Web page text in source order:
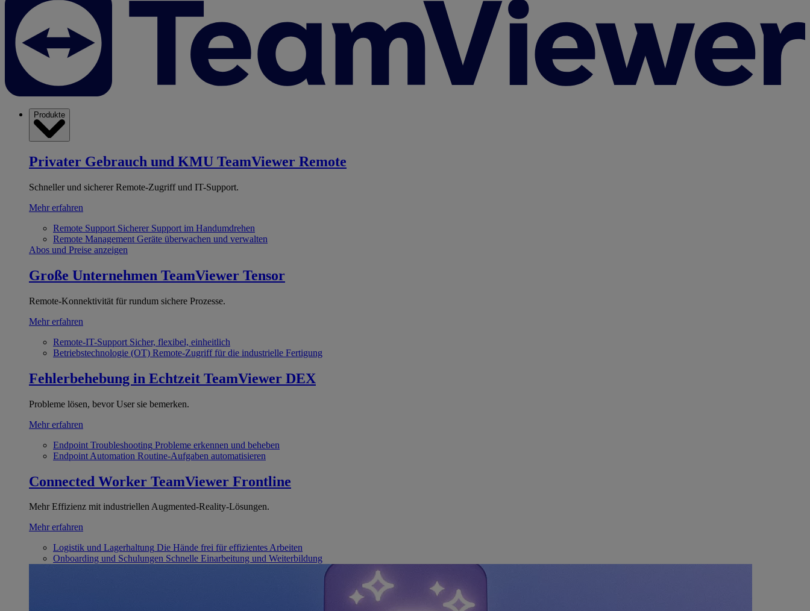
Produkte
Privater Gebrauch und KMU TeamViewer Remote
Schneller und sicherer Remote-Zugriff und IT-Support.
Mehr erfahren
Remote Support Sicherer Support im Handumdrehen
Remote Management Geräte überwachen und verwalten
Abos und Preise anzeigen
Große Unternehmen TeamViewer Tensor
Remote-Konnektivität für rundum sichere Prozesse.
Mehr erfahren
Remote-IT-Support Sicher, flexibel, einheitlich
Betriebstechnologie (OT) Remote-Zugriff für die industrielle Fertigung
Fehlerbehebung in Echtzeit TeamViewer DEX
Probleme lösen, bevor User sie bemerken.
Mehr erfahren
Endpoint Troubleshooting Probleme erkennen und beheben
Endpoint Automation Routine-Aufgaben automatisieren
Connected Worker TeamViewer Frontline
Mehr Effizienz mit industriellen Augmented-Reality-Lösungen.
Mehr erfahren
Logistik und Lagerhaltung Die Hände frei für effizientes Arbeiten
Onboarding und Schulungen Schnelle Einarbeitung und Weiterbildung